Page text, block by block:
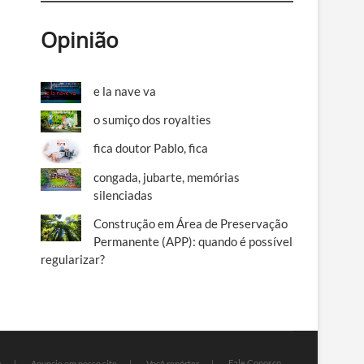
Opinião
e la nave va
o sumiço dos royalties
fica doutor Pablo, fica
congada, jubarte, memórias
silenciadas
Construção em Área de Preservação
Permanente (APP): quando é possível
regularizar?